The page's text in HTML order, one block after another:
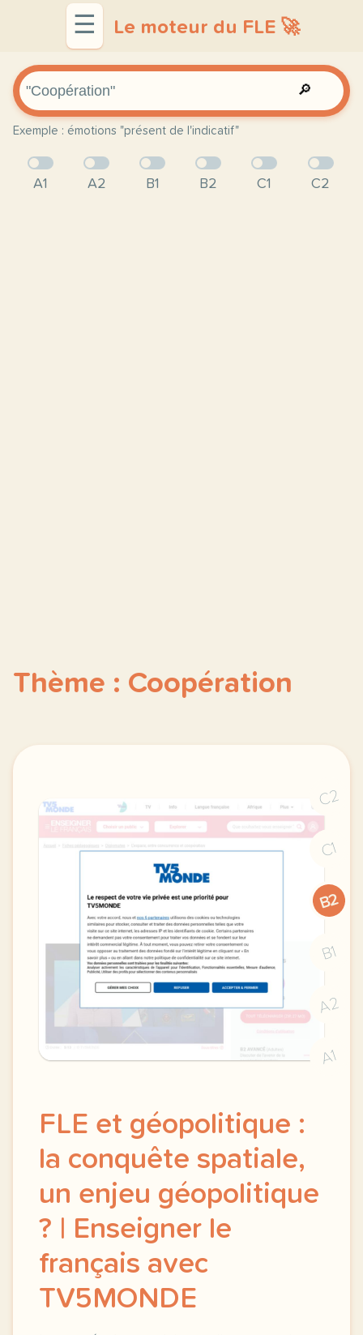
☰ Le moteur du FLE 🚀
🔎
Exemple : émotions "présent de l'indicatif"
A1 A2 B1 B2 C1 C2
Thème : Coopération
C2
C1
B2
B1
A2
A1
FLE et géopolitique :
la conquête spatiale,
un enjeu géopolitique
? | Enseigner le
français avec
TV5MONDE